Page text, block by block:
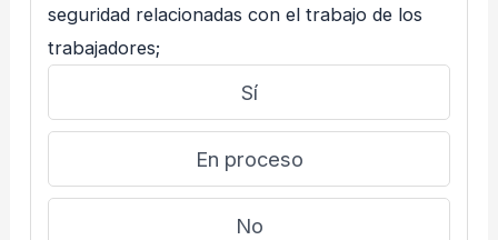
seguridad relacionadas con el trabajo de los
trabajadores;
Sí
En proceso
No